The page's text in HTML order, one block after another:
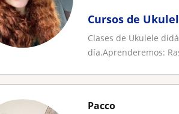
Cursos de
Clases de Ukulele
día.Aprenderemos:
Pacco